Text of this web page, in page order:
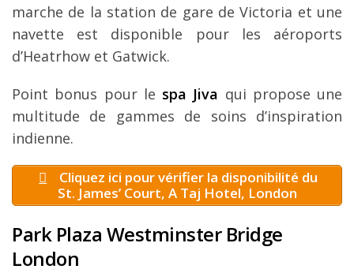
marche de la station de gare de Victoria et une
navette est disponible pour les aéroports
d’Heatrhow et Gatwick.
Point bonus pour le spa Jiva qui propose une
multitude de gammes de soins d’inspiration
indienne.
Cliquez ici pour vérifier la disponibilité du
St. James’ Court, A Taj Hotel, London
Park Plaza Westminster Bridge
London